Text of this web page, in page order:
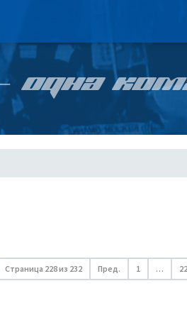
ОДНА
Страница 228из 232 Пред. 1 …